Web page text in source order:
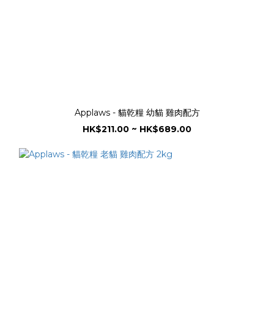
Applaws - 貓乾糧 幼貓 雞肉配方
HK$211.00 ~ HK$689.00